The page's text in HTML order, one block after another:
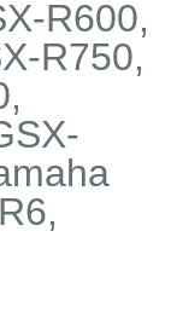
R600,
R750,